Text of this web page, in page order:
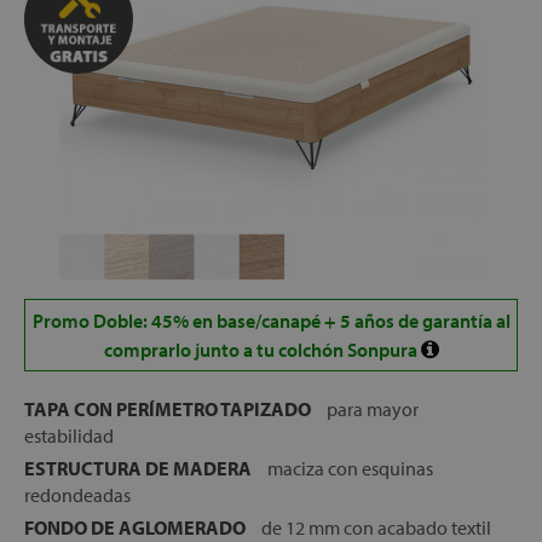
Promo Doble: 45% en base/canapé + 5 años de garantía al
comprarlo junto a tu colchón Sonpura
TAPA CON PERÍMETRO TAPIZADO
para mayor
estabilidad
ESTRUCTURA DE MADERA
maciza con esquinas
redondeadas
FONDO DE AGLOMERADO
de 12 mm con acabado textil